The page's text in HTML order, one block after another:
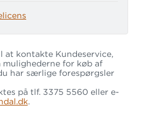
skolebibliotekar og
klasse.
til webprøven, så
at kontakte Kundeservice,
mulighederne for køb af
har særlige forespørgsler
på tlf. 3375 5560 eller e-
.